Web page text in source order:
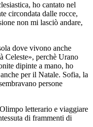
ho cantato nel
circondata dalle rocce,
non mi lasciò andare,
dove vivono anche
Celeste», perchè Urano
dipinte a mano, ho
per il Natale. Sofia, la
persone
letterario e viaggiare
di frammenti di